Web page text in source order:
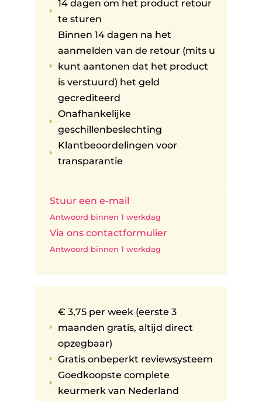
E
14 dagen om het product retour
te sturen
E
Binnen 14 dagen na het
aanmelden van de retour (mits u
kunt aantonen dat het product
is verstuurd) het geld
gecrediteerd
E
Onafhankelijke
geschillenbeslechting
E
Klantbeoordelingen voor
transparantie
Stuur een e-mail
Antwoord binnen 1 werkdag
Via ons contactformulier
Antwoord binnen 1 werkdag
E
€ 3,75 per week (eerste 3
maanden gratis, altijd direct
opzegbaar)
E Gratis onbeperkt reviewsysteem
E
Goedkoopste complete
keurmerk van Nederland